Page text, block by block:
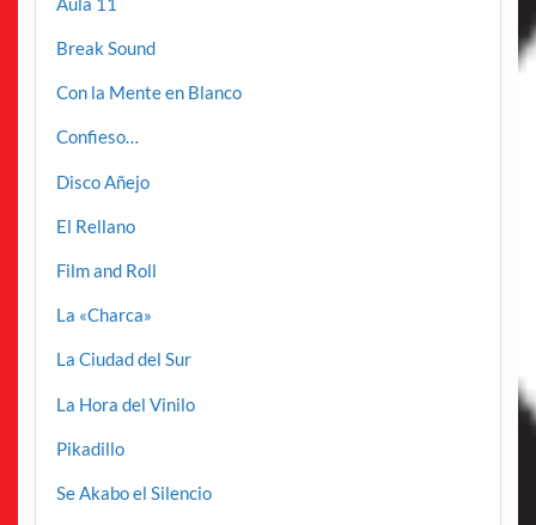
Break Sound
Con la Mente en Blanco
Confieso…
Disco Añejo
El Rellano
Film and Roll
La «Charca»
La Ciudad del Sur
La Hora del Vinilo
Pikadillo
Se Akabo el Silencio